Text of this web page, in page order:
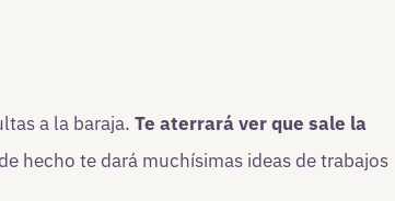
a la baraja. Te aterrará ver que sale la
hecho te dará muchísimas ideas de trabajos